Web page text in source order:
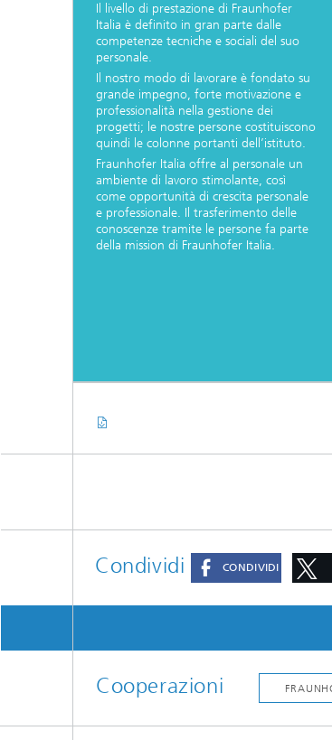
Il livello di prestazione di Fraunhofer
Italia è definito in gran parte dalle
competenze tecniche e sociali del suo
personale.
Il nostro modo di lavorare è fondato su
grande impegno, forte motivazione e
professionalità nella gestione dei
progetti; le nostre persone costituiscono
quindi le colonne portanti dell’istituto.
Fraunhofer Italia offre al personale un
ambiente di lavoro stimolante, così
come opportunità di crescita personale
e professionale. Il trasferimento delle
conoscenze tramite le persone fa parte
della mission di Fraunhofer Italia.
Condividi CONDIVIDI
Cooperazioni